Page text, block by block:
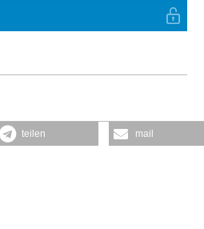
teilen mail